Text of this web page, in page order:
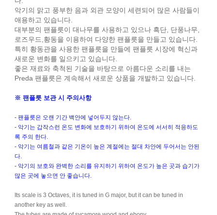
악기의 맑고 풍부한 음과 외관 모양이 세련되어 많은 사람들이
애용하고 있습니다.
대부분의 팬플릇이 대나무를 사용하고 있으나 흑단, 단풍나무,
로즈우드,황동을 이용하여 다양한 팬플릇을 만들고 있습니다.
특히 황동관을 사용한 팬플릇을 만들에 팬플릇 시장에 혁신과
새로운 변화를 일으키고 있습니다.
좋은 재료와 축척된 기술을 바탕으로 아름다운 소리를 내는
Preda 팬플릇은 계속해서 새로운 상품을 개발하고 있습니다.
※ 팬플릇 보관 시 주의사항
- 팬플릇은 오랜 기간 백안에 넣어두지 않는다.
- 악기는 갑작스런 온도 변화에 보호하기 위하여 온도에 서서히 적응하도
록 주의 한다.
- 악기는 여름철과 같은 기온이 높은 계절에는 절대 차안에 두어서는 안된
다.
- 악기의 보호와 완벽한 소리를 유지하기 위하여 온도가 높은 곳과 습기가
많은 곳에 놓으면 안 좋습니다.
Its scale is 3 Octaves, it is tuned in G major, but it can be tuned in
another key as well.